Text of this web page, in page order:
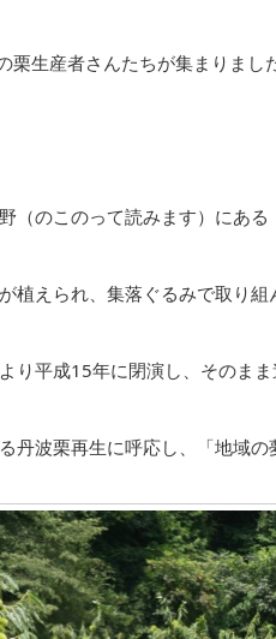
栗生産者さんたちが集まりまし
（のこのって読みます）にあ
植えられ、集落ぐるみで取り
り平成15年に閉演し、そのま
丹波栗再生に呼応し、「地域